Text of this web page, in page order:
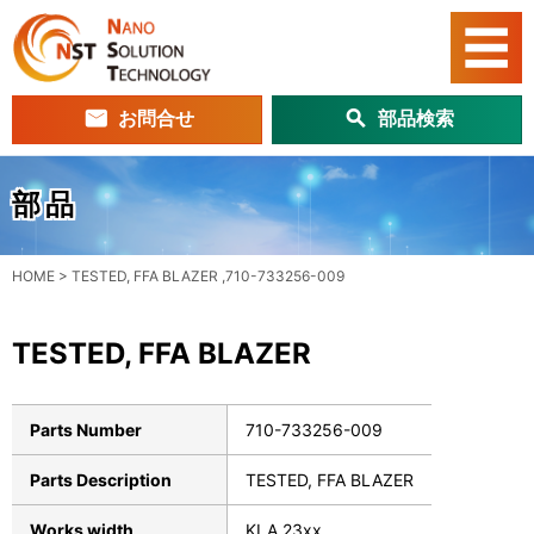
お問合せ 部品検索
部品
HOME > TESTED, FFA BLAZER ,710-733256-009
TESTED, FFA BLAZER
Parts Number 710-733256-009
Parts Description TESTED, FFA BLAZER
Works width KLA 23xx